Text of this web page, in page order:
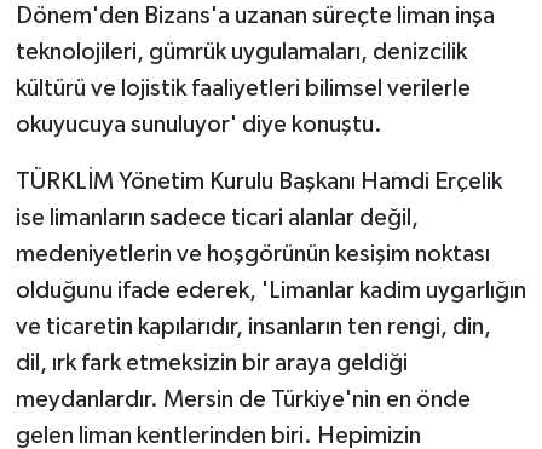
Dönem'den Bizans'a uzanan süreçte liman inşa
teknolojileri, gümrük uygulamaları, denizcilik
kültürü ve lojistik faaliyetleri bilimsel verilerle
okuyucuya sunuluyor' diye konuştu.
TÜRKLİM Yönetim Kurulu Başkanı Hamdi Erçelik
ise limanların sadece ticari alanlar değil,
medeniyetlerin ve hoşgörünün kesişim noktası
olduğunu ifade ederek, 'Limanlar kadim uygarlığın
ve ticaretin kapılarıdır, insanların ten rengi, din,
dil, ırk fark etmeksizin bir araya geldiği
meydanlardır. Mersin de Türkiye'nin en önde
gelen liman kentlerinden biri. Hepimizin